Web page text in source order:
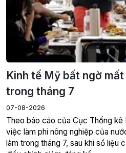
Kinh tế Mỹ bất ngờ
trong tháng 7
07-08-2026
Theo báo cáo của Cục Thống
việc làm phi nông nghiệp của
làm trong tháng 7, sau khi số liệu